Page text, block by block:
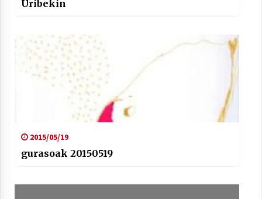
Uribekin
2015/05/19
gurasoak 20150519